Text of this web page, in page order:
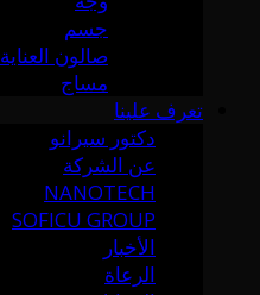
جسم
صالون العناية
مساج
تعرف علينا
دكتور سيرانو
عن الشركة
NANOTECH
SOFICU GROUP
الأخبار
الرعاة